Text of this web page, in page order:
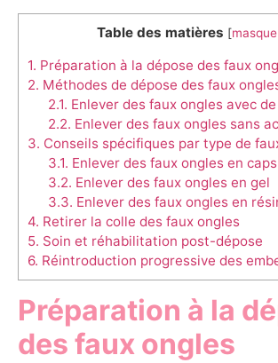
Table des matières [
1. Préparation à la dépose des faux
2. Méthodes de dépose des faux
2.1. Enlever des faux ongles avec de
2.2. Enlever des faux ongles sans
3. Conseils spécifiques par type de
3.1. Enlever des faux ongles en
3.2. Enlever des faux ongles en gel
3.3. Enlever des faux ongles en
4. Retirer la colle des faux ongles
5. Soin et réhabilitation post-dépose
6. Réintroduction progressive des
Préparation à la
des faux ongles